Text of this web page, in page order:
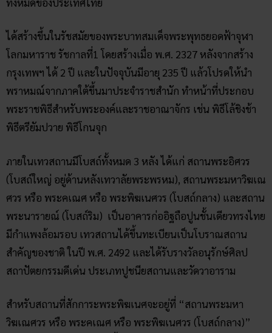
ได้สร้างขึ้นในรัชสมัยของพระบาทสมเด็จพระพุทธยอดฟ้าจุฬา
โลกมหาราช รัชกาลที่1 โดยสร้างเมื่อ พ.ศ. 2327 หลังจากสร้าง
กรุงเทพฯ ได้ 2 ปี และในปัจจุบันมีอายุ 235 ปี แล้วโปรดให้นำ
พราหมณ์จากภาคใต้ขึ้นมาประจำราชสำนัก ทำหน้าที่ประกอบ
พระราชพิธีสำหรับพระองค์และราชอาณาจักร เช่น พิธีโล้ชิงช้า
พิธีตรียัมปวาย พิธีโกนจุก
ภายในเทวสถานมีโบสถ์ทั้งหมด 3 หลัง ได้แก่ สถานพระอิศวร
(โบสถ์ใหญ่ อยู่ด้านหลังเทวาลัยพระพรหม), สถานพระมหาวิฆเณ
ศวร หรือ พระคเณศ หรือ พระพิฆเนศวร (โบสถ์กลาง) และสถาน
พระนารายณ์ (โบสถ์ริม) เป็นอาคารก่ออิฐถือปูนชั้นเดียวทรงไทย
มีกำแพงล้อมรอบ เทวสถานได้ขึ้นทะเบียนเป็นโบราณสถาน
สำคัญของชาติ ในปี พ.ศ. 2492 และได้รับรางวัลอนุรักษ์ศิลป
สถาปัตยกรรมดีเด่น ประเภทปูชนียสถานและวัดวาอาราม
สำหรับสถานที่สักการะพระพิฆเนศจะอยู่ที่ “สถานพระมหา
วิฆเณศวร หรือ พระคเณศ หรือ พระพิฆเนศวร (โบสถ์กลาง)”